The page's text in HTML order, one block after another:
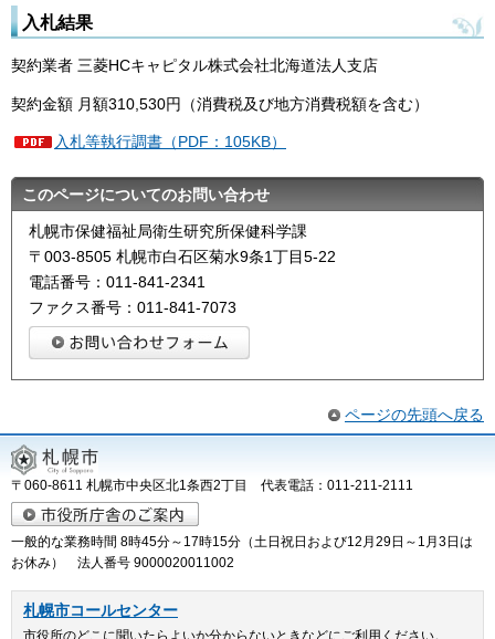
入札結果
契約業者 三菱HCキャピタル株式会社北海道法人支店
契約金額 月額310,530円（消費税及び地方消費税額を含む）
入札等執行調書（PDF：105KB）
このページについてのお問い合わせ
札幌市保健福祉局衛生研究所保健科学課
〒003-8505 札幌市白石区菊水9条1丁目5-22
電話番号：011-841-2341
ファクス番号：011-841-7073
ページの先頭へ戻る
〒060-8611 札幌市中央区北1条西2丁目 代表電話：011-211-2111
一般的な業務時間 8時45分～17時15分（土日祝日および12月29日～1月3日は
お休み） 法人番号 9000020011002
札幌市コールセンター
市役所のどこに聞いたらよいか分からないときなどにご利用ください。